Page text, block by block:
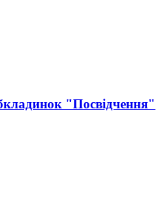
"Посвідчення"